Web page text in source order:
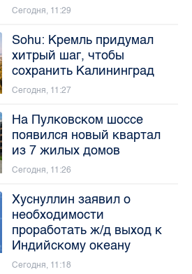
Сегодня, 11:29
Sohu: Кремль придумал
хитрый шаг, чтобы
сохранить Калининград
Сегодня, 11:27
На Пулковском шоссе
появился новый квартал
из 7 жилых домов
Сегодня, 11:26
Хуснуллин заявил о
необходимости
проработать ж/д выход к
Индийскому океану
Сегодня, 11:18